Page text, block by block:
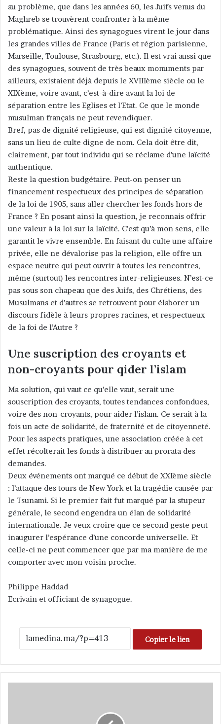
au problème, que dans les années 60, les Juifs venus du
Maghreb se trouvèrent confronter à la même
problématique. Ainsi des synagogues virent le jour dans
les grandes villes de France (Paris et région parisienne,
Marseille, Toulouse, Strasbourg, etc.). Il est vrai aussi que
des synagogues, souvent de très beaux monuments par
ailleurs, existaient déjà depuis le XVIIIème siècle ou le
XIXème, voire avant, c’est-à-dire avant la loi de
séparation entre les Eglises et l’Etat. Ce que le monde
musulman français ne peut revendiquer.
Bref, pas de dignité religieuse, qui est dignité citoyenne,
sans un lieu de culte digne de nom. Cela doit être dit,
clairement, par tout individu qui se réclame d’une laïcité
authentique.
Reste la question budgétaire. Peut-on penser un
financement respectueux des principes de séparation
de la loi de 1905, sans aller chercher les fonds hors de
France ? En posant ainsi la question, je reconnais offrir
une valeur à la loi sur la laïcité. C’est qu’à mon sens, elle
garantit le vivre ensemble. En faisant du culte une affaire
privée, elle ne dévalorise pas la religion, elle offre un
espace neutre qui peut ouvrir à toutes les rencontres,
même (surtout) les rencontres inter-religieuses. N’est-ce
pas sous son chapeau que des Juifs, des Chrétiens, des
Musulmans et d’autres se retrouvent pour élaborer un
discours fidèle à leurs propres racines, et respectueux
de la foi de l’Autre ?
Une suscription des croyants et
non-croyants pour qider l’islam
Ma solution, qui vaut ce qu’elle vaut, serait une
souscription des croyants, toutes tendances confondues,
voire des non-croyants, pour aider l’islam. Ce serait à la
fois un acte de solidarité, de fraternité et de citoyenneté.
Pour les aspects pratiques, une association créée à cet
effet récolterait les fonds à distribuer au prorata des
demandes.
Deux événements ont marqué ce début de XXIème siècle
: l’attaque des tours de New York et la tragédie causée par
le Tsunami. Si le premier fait fut marqué par la stupeur
générale, le second engendra un élan de solidarité
internationale. Je veux croire que ce second geste peut
inaugurer l’espérance d’une concorde universelle. Et
celle-ci ne peut commencer que par ma manière de me
comporter avec mon voisin proche.
Philippe Haddad
Ecrivain et officiant de synagogue.
Copier le lien